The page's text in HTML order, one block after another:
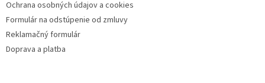
Ochrana osobných údajov a cookies
Formulár na odstúpenie od zmluvy
Reklamačný formulár
Doprava a platba